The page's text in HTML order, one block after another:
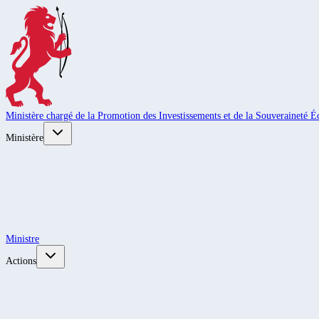
Ministère chargé de la Promotion des Investissements et de la Souveraineté
Ministère
Ministre
Actions